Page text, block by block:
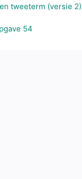
tweeterm (versie 2)
54